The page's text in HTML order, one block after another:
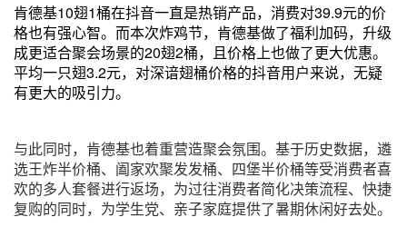
肯德基10翅1桶在抖音一直是热销产品，消费对39.9元的价
格也有强心智。而本次炸鸡节，肯德基做了福利加码，升级
成更适合聚会场景的20翅2桶，且价格上也做了更大优惠。
平均一只翅3.2元，对深谙翅桶价格的抖音用户来说，无疑
有更大的吸引力。
与此同时，肯德基也着重营造聚会氛围。基于历史数据，遴
选王炸半价桶、阖家欢聚发发桶、四堡半价桶等受消费者喜
欢的多人套餐进行返场，为过往消费者简化决策流程、快捷
复购的同时，为学生党、亲子家庭提供了暑期休闲好去处。